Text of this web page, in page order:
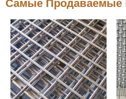
Самые Продаваемые